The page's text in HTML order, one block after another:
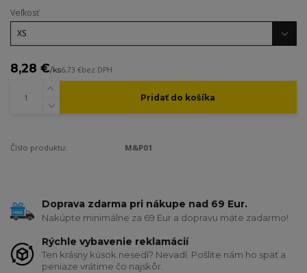
Veľkosť
8,28 €/ks6,73 €bez DPH
Pridať do košíka
Číslo produktu: M&P01
Doprava zdarma pri nákupe nad 69 Eur.
Nakúpte minimálne za 69 Eur a dopravu máte zadarmo!
Rýchle vybavenie reklamácií
Ten krásny kúsok nesedí? Nevadí. Pošlite nám ho späť a
peniaze vrátime čo najskôr.